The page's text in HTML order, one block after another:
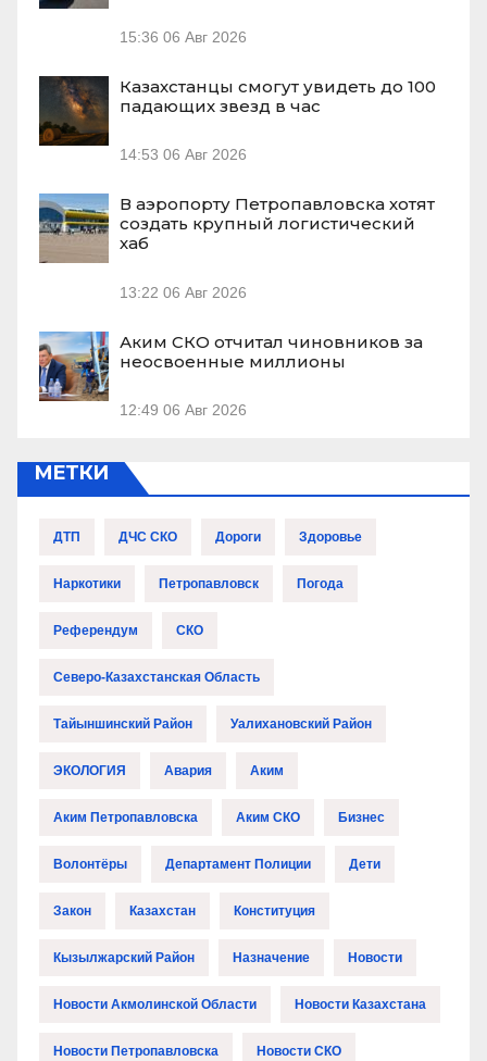
15:36 06 Авг 2026
Казахстанцы смогут увидеть до 100
падающих звезд в час
14:53 06 Авг 2026
В аэропорту Петропавловска хотят
создать крупный логистический
хаб
13:22 06 Авг 2026
Аким СКО отчитал чиновников за
неосвоенные миллионы
12:49 06 Авг 2026
МЕТКИ
ДТП ДЧС СКО Дороги Здоровье
Наркотики Петропавловск Погода
Референдум СКО
Северо-Казахстанская Область
Тайыншинский Район Уалихановский Район
ЭКОЛОГИЯ Авария Аким
Аким Петропавловска Аким СКО Бизнес
Волонтёры Департамент Полиции Дети
Закон Казахстан Конституция
Кызылжарский Район Назначение Новости
Новости Акмолинской Области Новости Казахстана
Новости Петропавловска Новости СКО